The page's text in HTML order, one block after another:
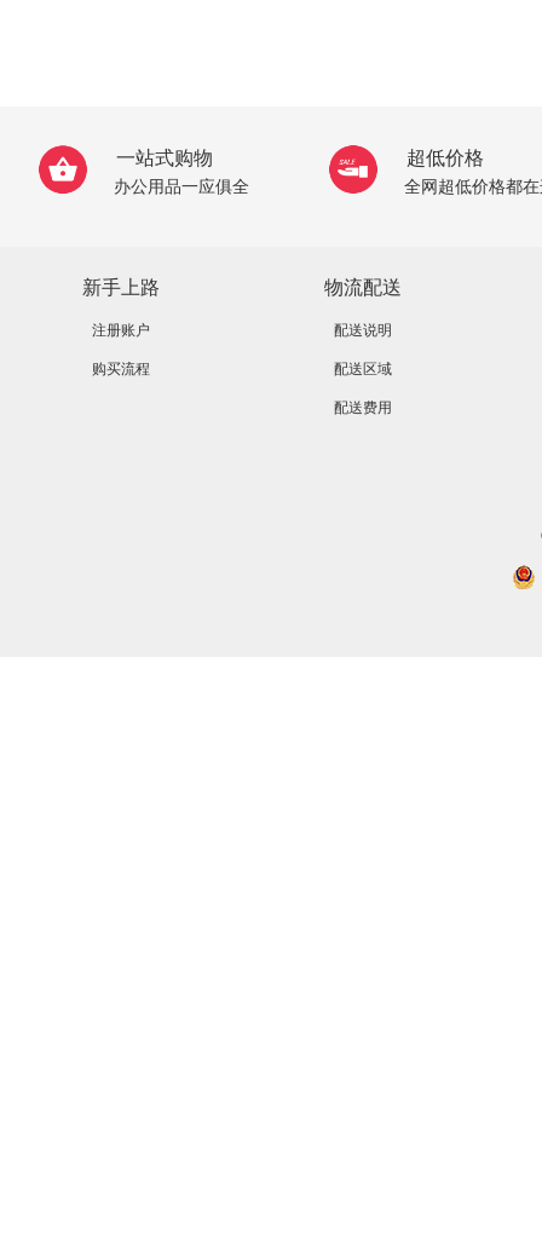
一站式购物
办公用品一应俱全
超低价格
全网超低价格都
新手上路
注册账户
购买流程
物流配送
配送说明
配送区域
配送费用